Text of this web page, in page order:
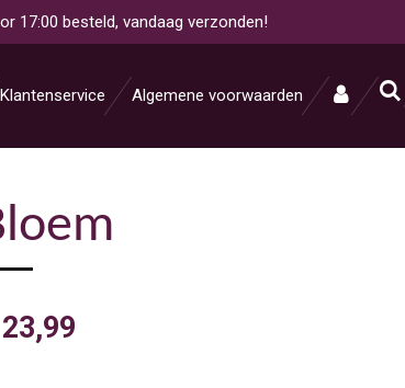
17:00 besteld, vandaag verzonden!
Klantenservice Algemene voorwaarden